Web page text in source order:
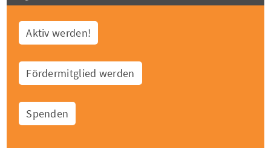
Aktiv werden!
Fördermitglied werden
Spenden